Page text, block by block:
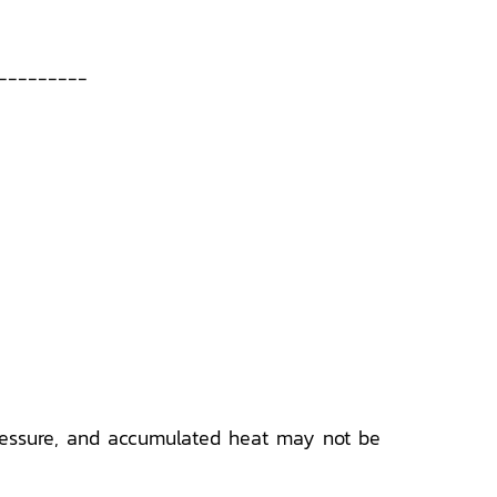
and accumulated heat may not be